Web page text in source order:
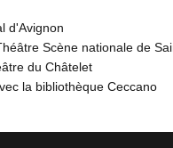
d'Avignon
Scène nationale de
du Châtelet
la bibliothèque Ceccano